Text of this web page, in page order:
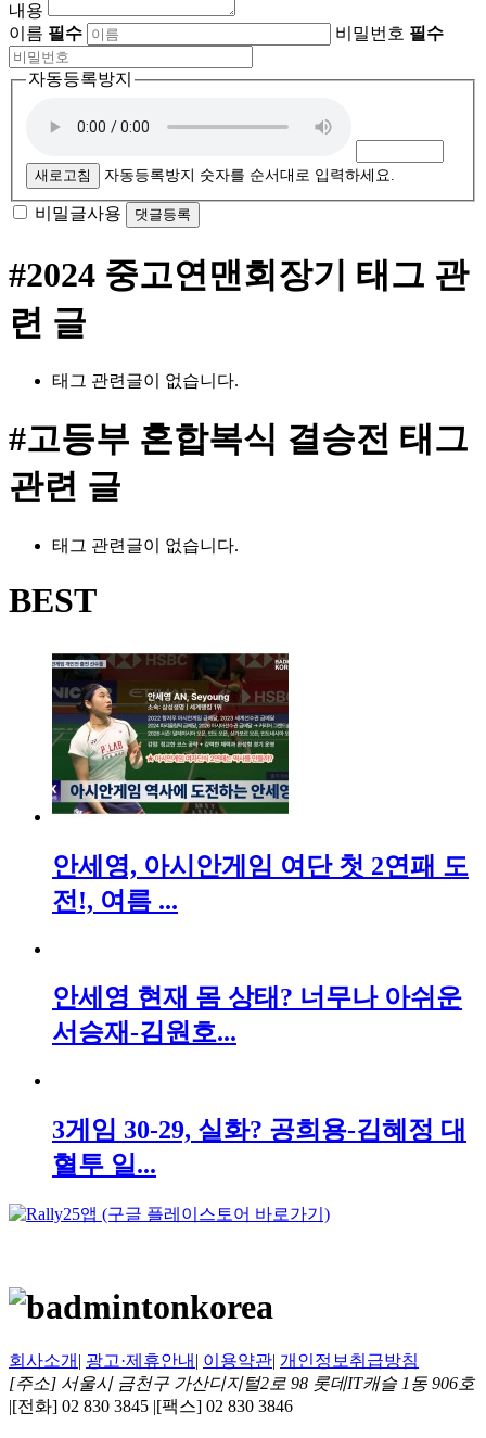
내용
이름 필수 비밀번호 필수
자동등록방지
새로고침 자동등록방지 숫자를 순서대로 입력하세요.
비밀글사용
#2024 중고연맨회장기 태그 관
련 글
태그 관련글이 없습니다.
#고등부 혼합복식 결승전 태그
관련 글
태그 관련글이 없습니다.
BEST
안세영, 아시안게임 여단 첫 2연패 도
전!, 여름 ...
안세영 현재 몸 상태? 너무나 아쉬운
서승재-김원호...
3게임 30-29, 실화? 공희용-김혜정 대
혈투 일...
회사소개 | 광고·제휴안내 | 이용약관| 개인정보취급방침
[주소] 서울시 금천구 가산디지털2로 98 롯데IT캐슬 1동 906호
|[전화] 02 830 3845 |[팩스] 02 830 3846